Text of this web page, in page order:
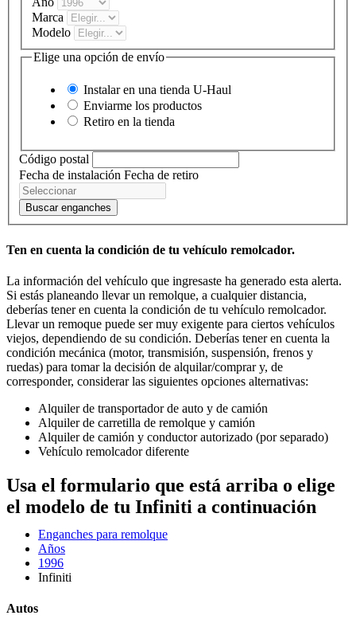
Marca
Modelo
Elige una opción de envío
Instalar en una tienda U-Haul
Enviarme los productos
Retiro en la tienda
Código postal
Fecha de instalación Fecha de retiro
Buscar enganches
Ten en cuenta la condición de tu vehículo remolcador.
La información del vehículo que ingresaste ha generado esta alerta.
Si estás planeando llevar un remolque, a cualquier distancia,
deberías tener en cuenta la condición de tu vehículo remolcador.
Llevar un remoque puede ser muy exigente para ciertos vehículos
viejos, dependiendo de su condición. Deberías tener en cuenta la
condición mecánica (motor, transmisión, suspensión, frenos y
ruedas) para tomar la decisión de alquilar/comprar y, de
corresponder, considerar las siguientes opciones alternativas:
Alquiler de transportador de auto y de camión
Alquiler de carretilla de remolque y camión
Alquiler de camión y conductor autorizado (por separado)
Vehículo remolcador diferente
Usa el formulario que está arriba o elige
el modelo de tu Infiniti a continuación
Enganches para remolque
Años
1996
Infiniti
Autos